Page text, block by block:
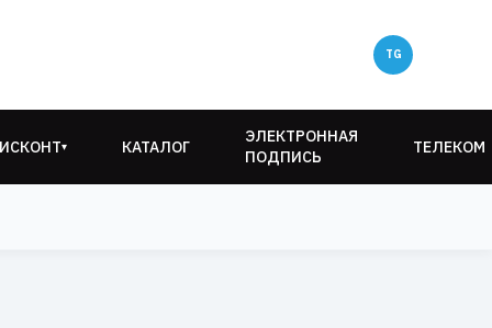
▾ КАТАЛОГ
ЭЛЕКТРОННАЯ
ПОДПИСЬ
ТЕЛЕКОМ